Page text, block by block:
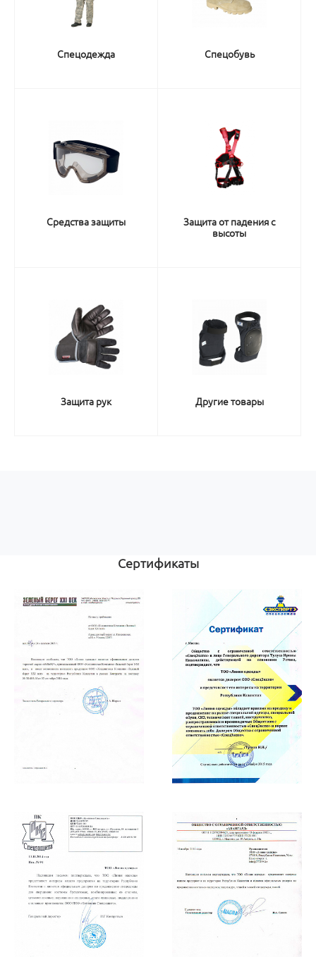
Спецодежда Спецобувь
Средства защиты
Защита от падения с
высоты
Защита рук Другие товары
Сертификаты